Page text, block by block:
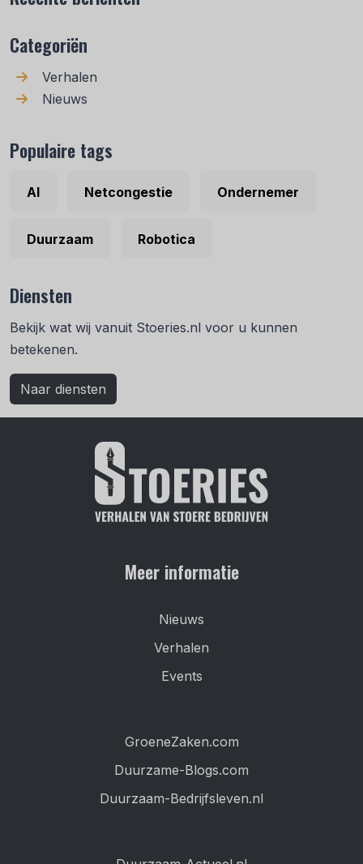
Categoriën
Verhalen
Nieuws
Populaire tags
AI Netcongestie Ondernemer
Duurzaam Robotica
Diensten
Bekijk wat wij vanuit Stoeries.nl voor u kunnen
betekenen.
Naar diensten
Meer informatie
Nieuws
Verhalen
Events
GroeneZaken.com
Duurzame-Blogs.com
Duurzaam-Bedrijfsleven.nl